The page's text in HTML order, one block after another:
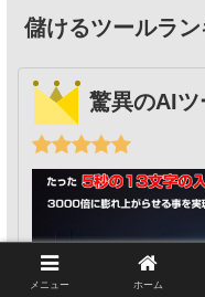
儲けるツールラ
驚異のAIツ
メニュー ホーム